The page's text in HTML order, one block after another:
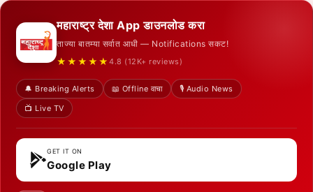
महाराष्ट्र देशा App डाउनलोड करा
ताज्या बातम्या सर्वात आधी — Notifications सकट!
★★★★★ 4.8 (12K+ reviews)
🔔 Breaking Alerts 📖 Offline वाचा
🎙️ Audio News
📺 Live TV
GET IT ON
Google Play